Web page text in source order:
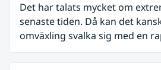
Det har talats mycket om
senaste tiden. Då kan det
omväxling svalka sig med en